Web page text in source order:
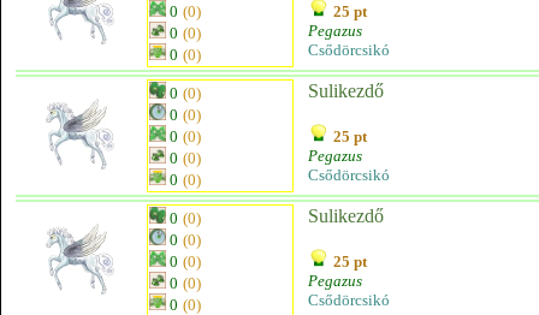
0 (0)
0 (0)
0 (0)
25 pt
Pegazus
Csődörcsikó
0 (0)
0 (0)
0 (0)
0 (0)
0 (0)
Sulikezdő
25 pt
Pegazus
Csődörcsikó
0 (0)
0 (0)
0 (0)
0 (0)
0 (0)
Sulikezdő
25 pt
Pegazus
Csődörcsikó